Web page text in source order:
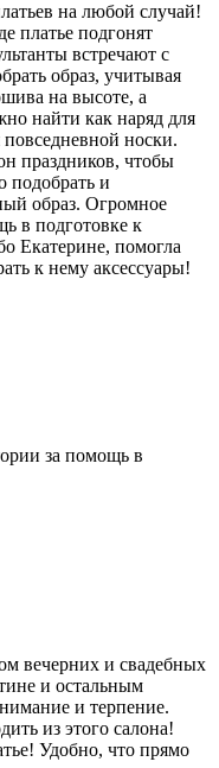
на любой случай!
платье подгонят
встречают с
образ, учитывая
на высоте, а
найти как наряд для
повседневной носки.
праздников, чтобы
подобрать и
образ. Огромное
в подготовке к
Екатерине, помогла
к нему аксессуары!
за помощь в
вечерних и свадебных
и остальным
и терпение.
из этого салона!
Удобно, что прямо